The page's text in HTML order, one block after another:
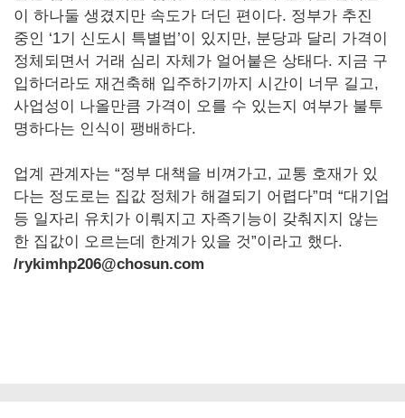
이 하나둘 생겼지만 속도가 더딘 편이다. 정부가 추진
중인 ‘1기 신도시 특별법’이 있지만, 분당과 달리 가격이
정체되면서 거래 심리 자체가 얼어붙은 상태다. 지금 구
입하더라도 재건축해 입주하기까지 시간이 너무 길고,
사업성이 나올만큼 가격이 오를 수 있는지 여부가 불투
명하다는 인식이 팽배하다.
업계 관계자는 “정부 대책을 비껴가고, 교통 호재가 있
다는 정도로는 집값 정체가 해결되기 어렵다”며 “대기업
등 일자리 유치가 이뤄지고 자족기능이 갖춰지지 않는
한 집값이 오르는데 한계가 있을 것”이라고 했다.
/rykimhp206@chosun.com